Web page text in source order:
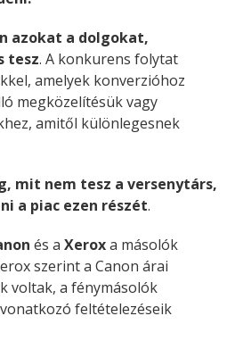
azokat a dolgokat,
tesz. A konkurens folytat
amelyek konverzióhoz
megközelítésük vagy
amitől különlegesnek
mit nem tesz a versenytárs,
a piac ezen részét.
és a Xeroxa másolók
szerint a Canon árai
voltak, a fénymásolók
feltételezéseik